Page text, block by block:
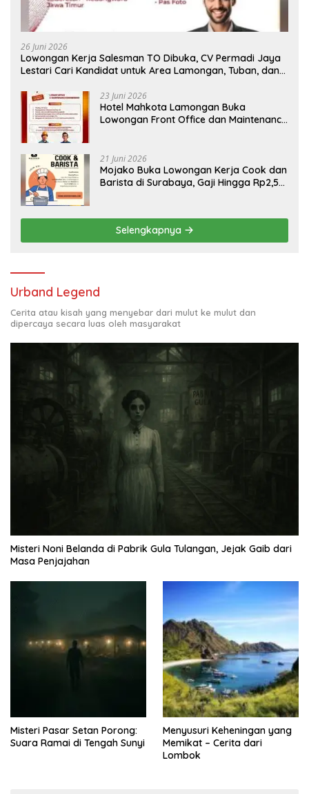
26 Juni 2026
Lowongan Kerja Salesman TO Dibuka, CV Permadi Jaya
Lestari Cari Kandidat untuk Area Lamongan, Tuban, dan
23 Juni 2026
Hotel Mahkota Lamongan Buka
Lowongan Front Office dan Maintenance
21 Juni 2026
Mojako Buka Lowongan Kerja Cook dan
Barista di Surabaya, Gaji Hingga Rp2,5
Selengkapnya
Urband Legend
Cerita atau kisah yang menyebar dari mulut ke mulut dan
dipercaya secara luas oleh masyarakat
Misteri Noni Belanda di Pabrik Gula Tulangan, Jejak Gaib dari
Masa Penjajahan
Misteri Pasar Setan Porong:
Suara Ramai di Tengah Sunyi
Menyusuri Keheningan yang
Memikat – Cerita dari
Lombok